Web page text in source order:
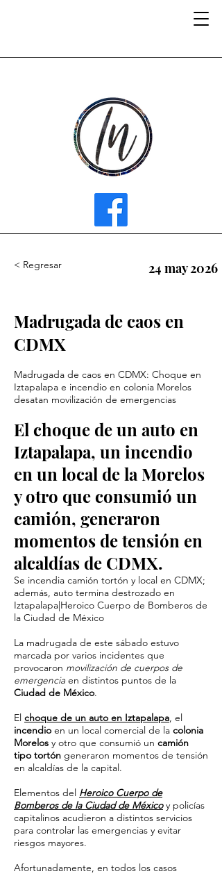
< Regresar 24 may 2026
Madrugada de caos en
CDMX
Madrugada de caos en CDMX: Choque en
Iztapalapa e incendio en colonia Morelos
desatan movilización de emergencias
El choque de un auto en
Iztapalapa, un incendio
en un local de la Morelos
y otro que consumió un
camión, generaron
momentos de tensión en
alcaldías de CDMX.
Se incendia camión tortón y local en CDMX;
además, auto termina destrozado en
Iztapalapa|Heroico Cuerpo de Bomberos de
la Ciudad de México
La madrugada de este sábado estuvo
marcada por varios incidentes que
provocaron movilización de cuerpos de
emergencia en distintos puntos de la
Ciudad de México.
El choque de un auto en Iztapalapa, el
incendio en un local comercial de la colonia
Morelos y otro que consumió un camión
tipo tortón generaron momentos de tensión
en alcaldías de la capital.
Elementos del Heroico Cuerpo de
Bomberos de la Ciudad de México y policías
capitalinos acudieron a distintos servicios
para controlar las emergencias y evitar
riesgos mayores.
Afortunadamente, en todos los casos